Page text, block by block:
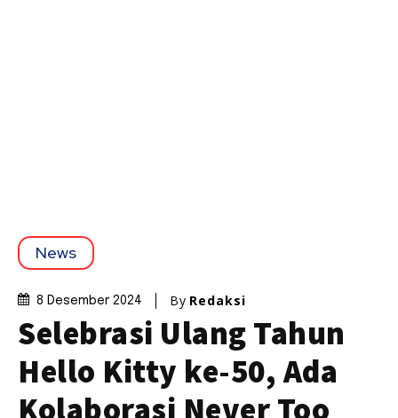
News
8 Desember 2024 By Redaksi
Selebrasi Ulang Tahun
Hello Kitty ke-50, Ada
Kolaborasi Never Too